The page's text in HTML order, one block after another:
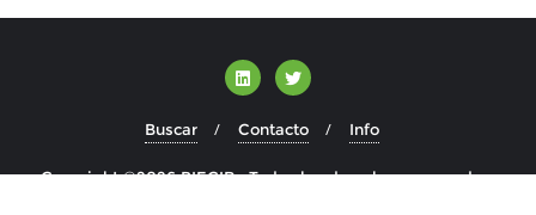
Buscar Contacto Info
Copyright ©2026 BIECIR . Todos los derechos reservados.